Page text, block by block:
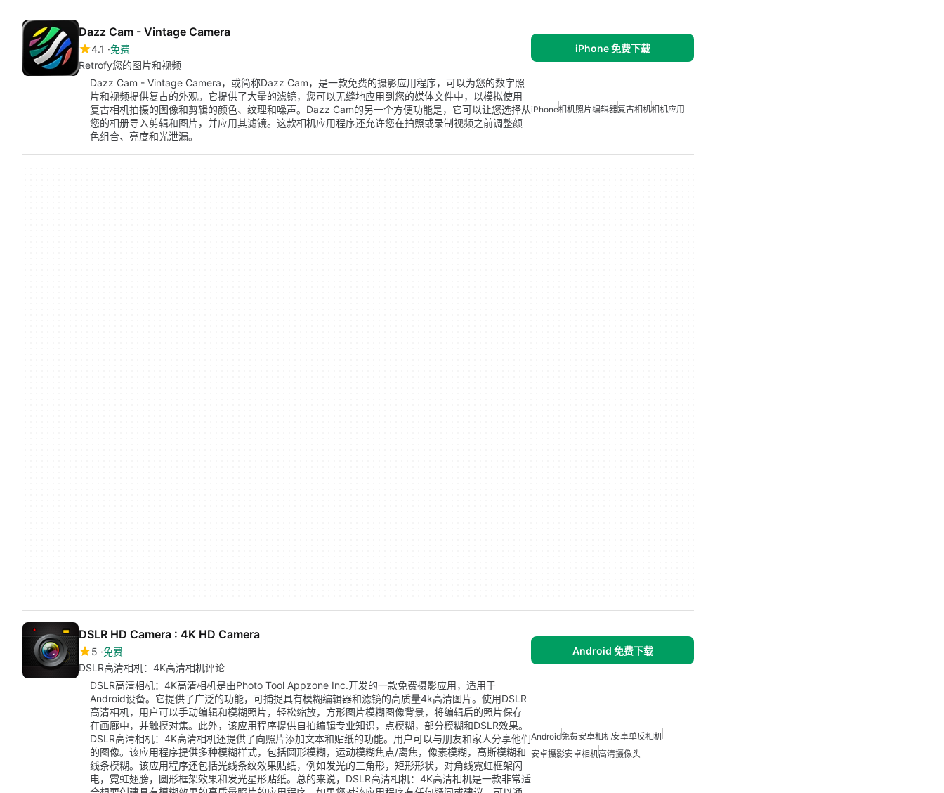
Dazz Cam - Vintage Camera
4.1 免费
Retrofy您的图片和视频
iPhone 免费下载
Dazz Cam - Vintage Camera，或简称Dazz Cam，是一款免费的摄影应用程序，可以为您的数字照
片和视频提供复古的外观。它提供了大量的滤镜，您可以无缝地应用到您的媒体文件中，以模拟使用
复古相机拍摄的图像和剪辑的颜色、纹理和噪声。Dazz Cam的另一个方便功能是，它可以让您选择从
您的相册导入剪辑和图片，并应用其滤镜。这款相机应用程序还允许您在拍照或录制视频之前调整颜
色组合、亮度和光泄漏。
iPhone相机照片编辑器复古相机相机应用
DSLR HD Camera : 4K HD Camera
5 免费
DSLR高清相机：4K高清相机评论
Android 免费下载
DSLR高清相机：4K高清相机是由Photo Tool Appzone Inc.开发的一款免费摄影应用，适用于
Android设备。它提供了广泛的功能，可捕捉具有模糊编辑器和滤镜的高质量4k高清图片。使用DSLR
高清相机，用户可以手动编辑和模糊照片，轻松缩放，方形图片模糊图像背景，将编辑后的照片保存
在画廊中，并触摸对焦。此外，该应用程序提供自拍编辑专业知识，点模糊，部分模糊和DSLR效果。
DSLR高清相机：4K高清相机还提供了向照片添加文本和贴纸的功能。用户可以与朋友和家人分享他们
的图像。该应用程序提供多种模糊样式，包括圆形模糊，运动模糊焦点/离焦，像素模糊，高斯模糊和
线条模糊。该应用程序还包括光线条纹效果贴纸，例如发光的三角形，矩形形状，对角线霓虹框架闪
电，霓虹翅膀，圆形框架效果和发光星形贴纸。总的来说，DSLR高清相机：4K高清相机是一款非常适
Android免费安卓相机安卓单反相机
安卓摄影安卓相机高清摄像头